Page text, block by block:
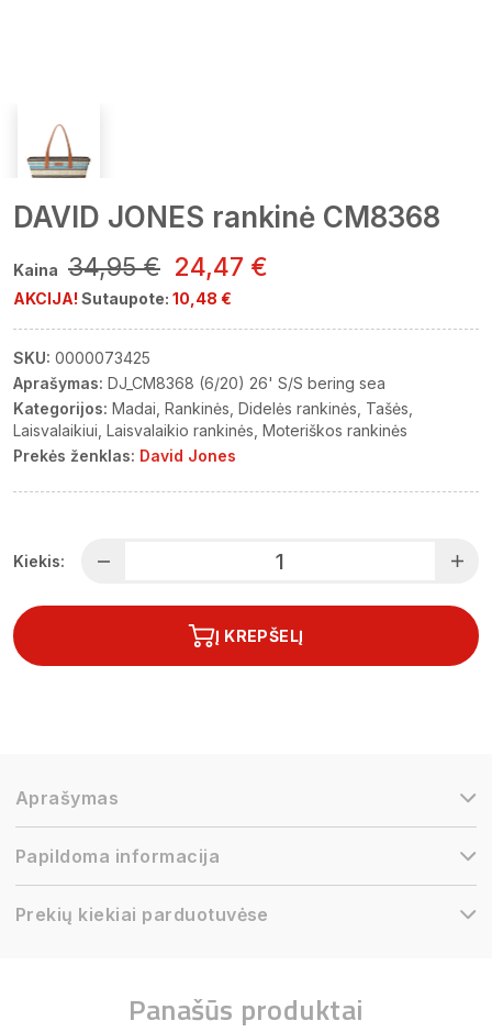
DAVID JONES rankinė CM8368
Kaina 34,95 € 24,47 €
AKCIJA! Sutaupote: 10,48 €
SKU: 0000073425
Aprašymas: DJ_CM8368 (6/20) 26' S/S bering sea
Kategorijos: Madai Rankinės Didelės rankinės Tašės
Laisvalaikiui Laisvalaikio rankinės Moteriškos rankinės
Prekės ženklas: David Jones
Kiekis:
Į KREPŠELĮ
Aprašymas
Papildoma informacija
Prekių kiekiai parduotuvėse
Panašūs produktai